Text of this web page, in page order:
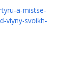
a-mistse-
viyny-svoikh-